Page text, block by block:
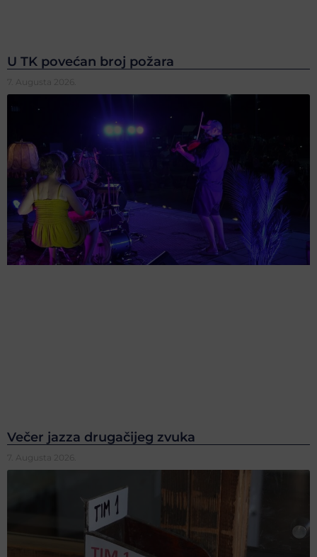
U TK povećan broj požara
7. Augusta 2026.
Večer jazza drugačijeg zvuka
7. Augusta 2026.